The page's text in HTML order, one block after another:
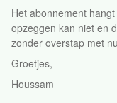
Het abonnement
opzeggen kan niet en
zonder overstap met
Groetjes,
Houssam